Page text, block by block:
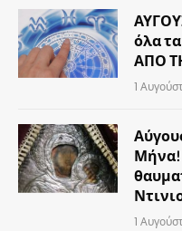
όλα
ΑΠΟ
1
Μήνα!
1